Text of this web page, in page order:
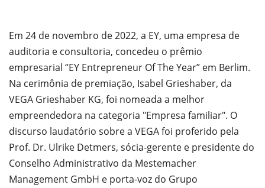
Em 24 de novembro de 2022, a EY, uma empresa de
auditoria e consultoria, concedeu o prêmio
empresarial “EY Entrepreneur Of The Year” em Berlim.
Na cerimônia de premiação, Isabel Grieshaber, da
VEGA Grieshaber KG, foi nomeada a melhor
empreendedora na categoria "Empresa familiar". O
discurso laudatório sobre a VEGA foi proferido pela
Prof. Dr. Ulrike Detmers, sócia-gerente e presidente do
Conselho Administrativo da Mestemacher
Management GmbH e porta-voz do Grupo